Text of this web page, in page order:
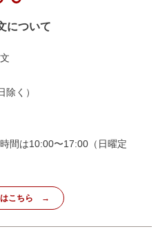
について
除く）
間は10:00〜17:00（日曜定
こちら